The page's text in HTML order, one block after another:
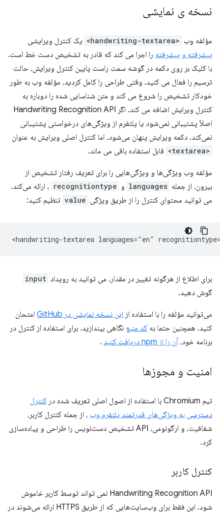
نسخه ی نمایشی
مؤلفه وب <handwriting-textarea>
یک کنترل ویرایشی
پیشرفته و پیشرفته را اجرا می کند که قادر به تشخیص دست خط است.
با کلیک بر روی دکمه در گوشه سمت راست پایین کنترل ویرایش، حالت
ترسیم را فعال می کنید. وقتی طراحی را کامل کردید، مؤلفه وب به طور
خودکار تشخیص را شروع می کند و متن شناسایی شده را دوباره به
کنترل ویرایش اضافه می کند. اگر Handwriting Recognition API
اصلاً پشتیبانی نمی‌شود یا پلتفرم از ویژگی‌های درخواستی پشتیبانی
نمی‌کند، دکمه ویرایش پنهان می‌شود. اما کنترل اصلی ویرایش به عنوان
<textarea> قابل استفاده باقی می ماند.
مؤلفه وب ویژگی‌ها و ویژگی‌هایی را برای تعریف رفتار تشخیص از
بیرون، از جمله languages و recognitiontype ، ارائه می‌کند.
می توانید محتوای کنترل را از طریق ویژگی value تنظیم کنید:
برای اطلاع از هرگونه تغییر در مقدار، می توانید به رویداد input
گوش دهید.
می‌توانید مؤلفه را با استفاده از این نسخه نمایشی در GitHub
امتحان
کنید. همچنین حتما به کد منبع نگاهی بیندازید. برای استفاده از کنترل در
برنامه خود،آن را از npm دریافت کنید .
امنیت و مجوزها
تیم Chromium با استفاده از اصول اصلی تعریف شده در
کنترل
دسترسی به ویژگی‌های قدرتمند پلتفرم وب ، از جمله کنترل کاربر،
شفافیت، و ارگونومی، API تشخیص دست‌نویس را طراحی و پیاده‌سازی
کرد.
کنترل کاربر
Handwriting Recognition API نمی تواند توسط کاربر خاموش
شود. این فقط برای وب‌سایت‌هایی که از طریق HTTPS ارائه می‌شوند در